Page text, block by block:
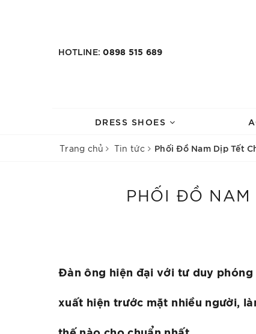
HOTLINE: 0898 515 689
DRESS SHOES
Trang chủ Tin tức Phối Đồ Nam Dịp Tết
PHỐI ĐỒ NAM
Đàn ông hiện đại với tư duy
xuất hiện trước mặt nhiều người,